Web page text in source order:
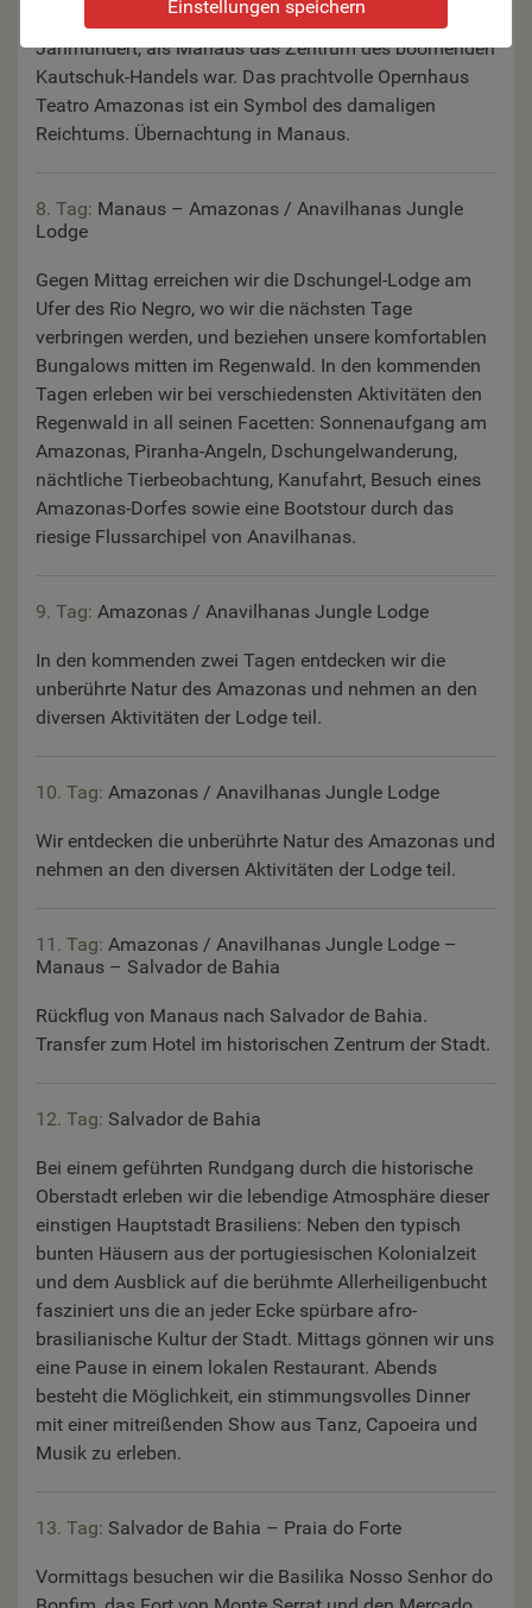
Zeugnisse ihrer glanzvollen Blütezeit im späten 19.
Jahrhundert, als Manaus das Zentrum des boomenden
Kautschuk-Handels war. Das prachtvolle Opernhaus
Teatro Amazonas ist ein Symbol des damaligen
Reichtums. Übernachtung in Manaus.
8. Tag: Manaus – Amazonas / Anavilhanas Jungle
Lodge
Gegen Mittag erreichen wir die Dschungel-Lodge am
Ufer des Rio Negro, wo wir die nächsten Tage
verbringen werden, und beziehen unsere komfortablen
Bungalows mitten im Regenwald. In den kommenden
Tagen erleben wir bei verschiedensten Aktivitäten den
Regenwald in all seinen Facetten: Sonnenaufgang am
Amazonas, Piranha-Angeln, Dschungelwanderung,
nächtliche Tierbeobachtung, Kanufahrt, Besuch eines
Amazonas-Dorfes sowie eine Bootstour durch das
riesige Flussarchipel von Anavilhanas.
9. Tag: Amazonas / Anavilhanas Jungle Lodge
In den kommenden zwei Tagen entdecken wir die
unberührte Natur des Amazonas und nehmen an den
diversen Aktivitäten der Lodge teil.
10. Tag: Amazonas / Anavilhanas Jungle Lodge
Wir entdecken die unberührte Natur des Amazonas und
nehmen an den diversen Aktivitäten der Lodge teil.
11. Tag: Amazonas / Anavilhanas Jungle Lodge –
Manaus – Salvador de Bahia
Rückflug von Manaus nach Salvador de Bahia.
Transfer zum Hotel im historischen Zentrum der Stadt.
12. Tag: Salvador de Bahia
Bei einem geführten Rundgang durch die historische
Oberstadt erleben wir die lebendige Atmosphäre dieser
einstigen Hauptstadt Brasiliens: Neben den typisch
bunten Häusern aus der portugiesischen Kolonialzeit
und dem Ausblick auf die berühmte Allerheiligenbucht
fasziniert uns die an jeder Ecke spürbare afro-
brasilianische Kultur der Stadt. Mittags gönnen wir uns
eine Pause in einem lokalen Restaurant. Abends
besteht die Möglichkeit, ein stimmungsvolles Dinner
mit einer mitreißenden Show aus Tanz, Capoeira und
Musik zu erleben.
13. Tag: Salvador de Bahia – Praia do Forte
Vormittags besuchen wir die Basilika Nosso Senhor do
Einstellungen speichern